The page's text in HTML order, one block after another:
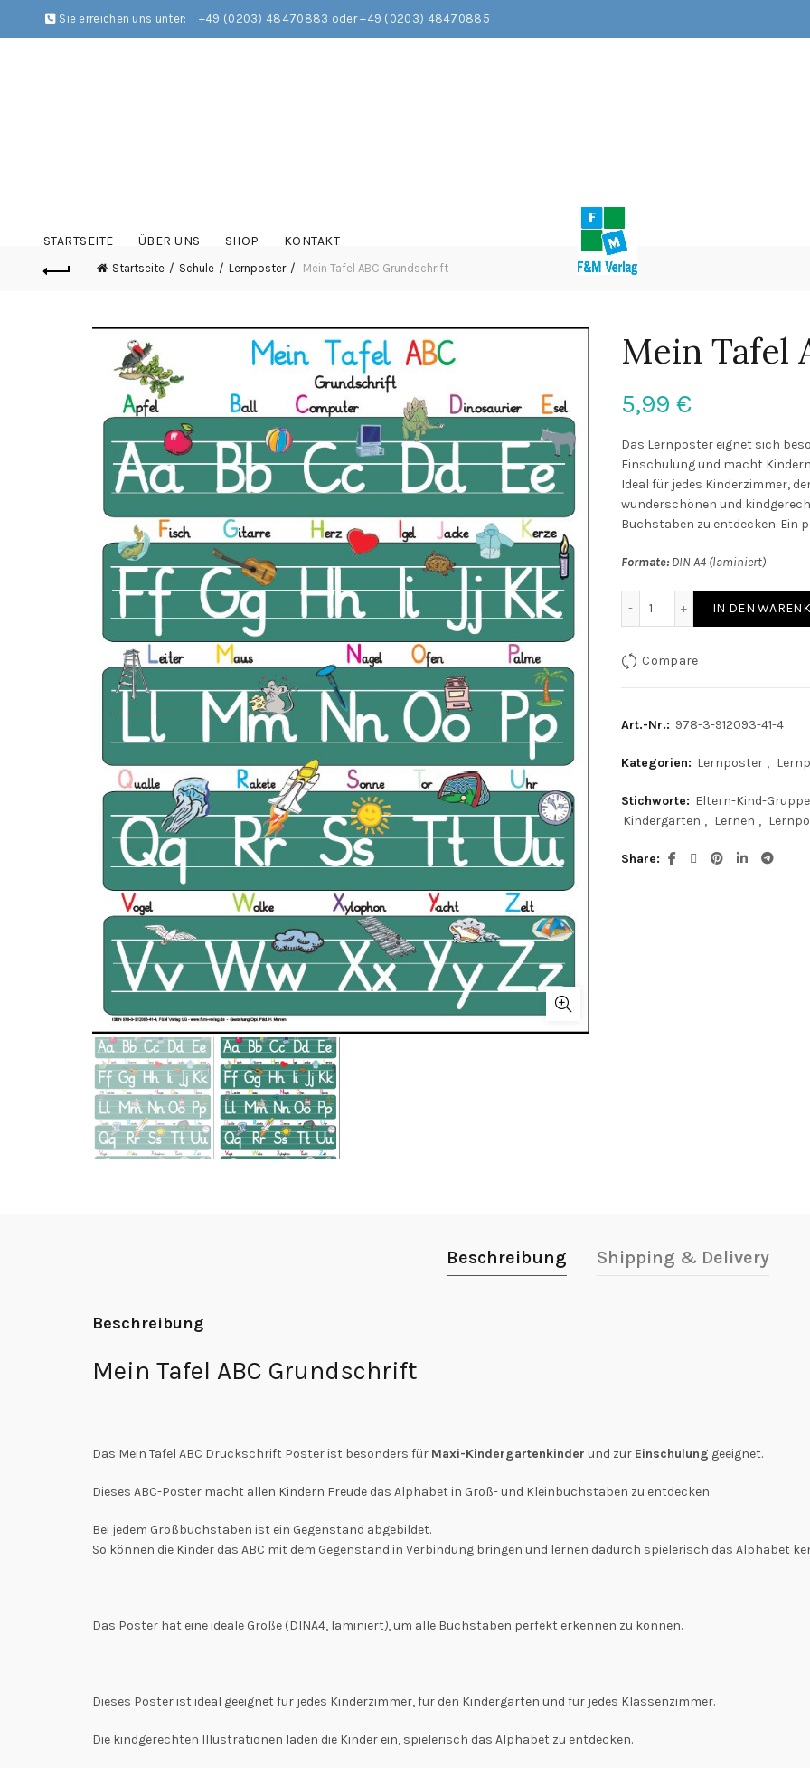
Sie erreichen uns unter: +49 (0203) 48470883 oder +49 (0203) 48470885
STARTSEITE ÜBER UNS SHOP KONTAKT
Startseite Schule Lernposter Mein Tafel ABC Grundschrift
Mein Tafel
5,99 €
Das Lernposter eignet sich
Einschulung und macht
Ideal für jedes Kinderzimmer,
wunderschönen und
Buchstaben zu entdecken. Ein
Formate:DIN A4 (laminiert)
IN DEN
Compare
Art.-Nr.: 978-3-912093-41-4
Kategorien: Lernposter ,
Stichworte: Eltern-Kind-Gruppe
Kindergarten , Lernen ,
Share
Beschreibung Shipping & Delivery
Beschreibung
Mein Tafel ABC Grundschrift
Das Mein Tafel ABC Druckschrift Poster ist besonders für Maxi-Kindergartenkinder und zur Einschulung geeignet.
Dieses ABC-Poster macht allen Kindern Freude das Alphabet in Groß- und Kleinbuchstaben zu entdecken.
Bei jedem Großbuchstaben ist ein Gegenstand abgebildet.
So können die Kinder das ABC mit dem Gegenstand in Verbindung bringen und lernen dadurch spielerisch das Alphabet
Das Poster hat eine ideale Größe (DINA4, laminiert), um alle Buchstaben perfekt erkennen zu können.
Dieses Poster ist ideal geeignet für jedes Kinderzimmer, für den Kindergarten und für jedes Klassenzimmer.
Die kindgerechten Illustrationen laden die Kinder ein, spielerisch das Alphabet zu entdecken.